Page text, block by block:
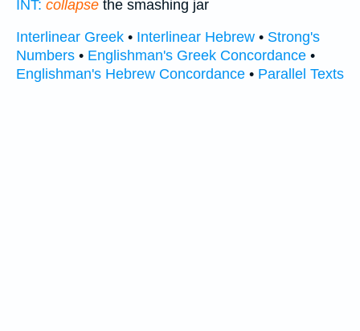
INT: collapse the smashing jar
Interlinear Greek • Interlinear Hebrew • Strong's
Numbers • Englishman's Greek Concordance •
Englishman's Hebrew Concordance • Parallel Texts